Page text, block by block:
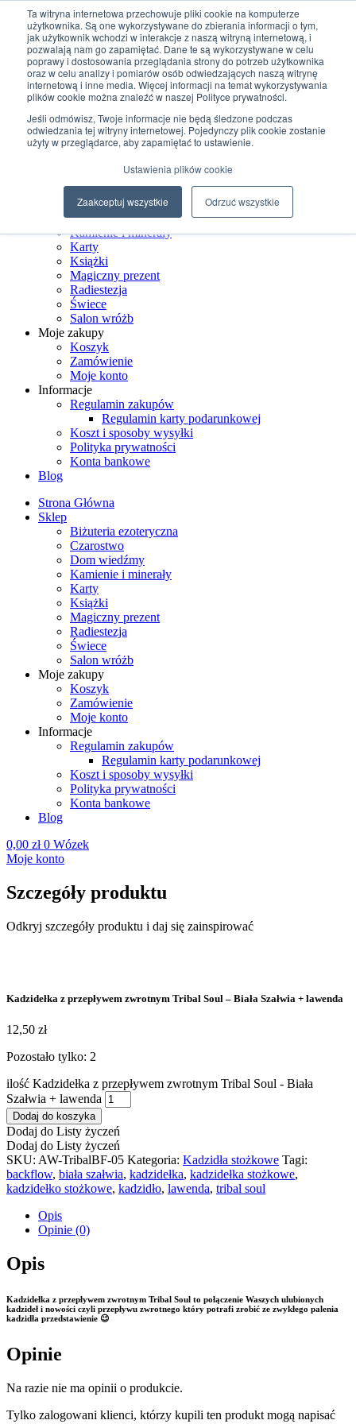
Ta witryna internetowa przechowuje pliki cookie na komputerze
użytkownika. Są one wykorzystywane do zbierania informacji o tym,
jak użytkownik wchodzi w interakcje z naszą witryną internetową, i
pozwalają nam go zapamiętać. Dane te są wykorzystywane w celu
poprawy i dostosowania przeglądania strony do potrzeb użytkownika
oraz w celu analizy i pomiarów osób odwiedzających naszą witrynę
internetową i inne media. Więcej informacji na temat wykorzystywania
plików cookie można znaleźć w naszej Polityce prywatności.
Jeśli odmówisz, Twoje informacje nie będą śledzone podczas
odwiedzania tej witryny internetowej. Pojedynczy plik cookie zostanie
użyty w przeglądarce, aby zapamiętać to ustawienie.
Ustawienia plików cookie
Zaakceptuj wszystkie Odrzuć wszystkie
Przejdź do treści
+48 507 498 341
sklep@ksiegarniamagiczna.pl
sklep internetowy 24h/7
Wyszukiwarka produktów
Biżuteria ezoteryczna
Czarostwo
Dom wiedźmy
Kamienie i minerały
Karty
Książki
Magiczny prezent
Radiestezja
Świece
Salon wróżb
Moje zakupy
Koszyk
Zamówienie
Moje konto
Informacje
Regulamin zakupów
Regulamin karty podarunkowej
Koszt i sposoby wysyłki
Polityka prywatności
Konta bankowe
Blog
Strona Główna
Sklep
Biżuteria ezoteryczna
Czarostwo
Dom wiedźmy
Kamienie i minerały
Karty
Książki
Magiczny prezent
Radiestezja
Świece
Salon wróżb
Moje zakupy
Koszyk
Zamówienie
Moje konto
Informacje
Regulamin zakupów
Regulamin karty podarunkowej
Koszt i sposoby wysyłki
Polityka prywatności
Konta bankowe
Blog
0,00 zł 0 Wózek
Moje konto
Szczegóły produktu
Odkryj szczegóły produktu i daj się zainspirować
Kadzidełka z przepływem zwrotnym Tribal Soul – Biała Szałwia + lawenda
12,50 zł
Pozostało tylko: 2
ilość Kadzidełka z przepływem zwrotnym Tribal Soul - Biała
Szałwia + lawenda
Dodaj do koszyka
Dodaj do Listy życzeń
Dodaj do Listy życzeń
SKU: AW-TribalBF-05 Kategoria: Kadzidła stożkowe Tagi:
backflow, biała szałwia, kadzidełka, kadzidełka stożkowe,
kadzidełko stożkowe, kadzidło, lawenda, tribal soul
Opis
Opinie (0)
Opis
Kadzidełka z przepływem zwrotnym Tribal Soul to połączenie Waszych ulubionych
kadzideł i nowości czyli przepływu zwrotnego który potrafi zrobić ze zwykłego palenia
kadzidła przedstawienie 😉
Opinie
Na razie nie ma opinii o produkcie.
Tylko zalogowani klienci, którzy kupili ten produkt mogą napisać